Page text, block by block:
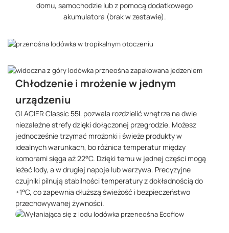
domu, samochodzie lub z pomocą dodatkowego
akumulatora (brak w zestawie).
Chłodzenie i mrożenie w jednym
urządzeniu
GLACIER Classic 55L pozwala rozdzielić wnętrze na dwie
niezależne strefy dzięki dołączonej przegrodzie. Możesz
jednocześnie trzymać mrożonki i świeże produkty w
idealnych warunkach, bo różnica temperatur między
komorami sięga aż 22°C. Dzięki temu w jednej części mogą
leżeć lody, a w drugiej napoje lub warzywa. Precyzyjne
czujniki pilnują stabilności temperatury z dokładnością do
±1°C, co zapewnia dłuższą świeżość i bezpieczeństwo
przechowywanej żywności.